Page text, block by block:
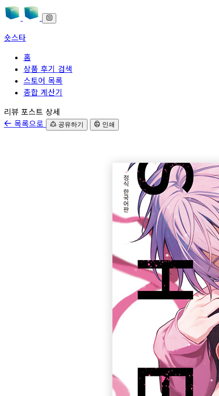
숏스타
홈
상품 후기 검색
스토어 목록
종합 계산기
본문으로 바로가기
리뷰 포스트 상세
목록으로
공유하기 인쇄